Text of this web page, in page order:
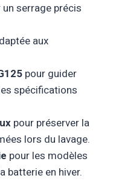
un serrage précis
aux
pour guider
spécifications
pour préserver la
lors du lavage.
pour les modèles
batterie en hiver.